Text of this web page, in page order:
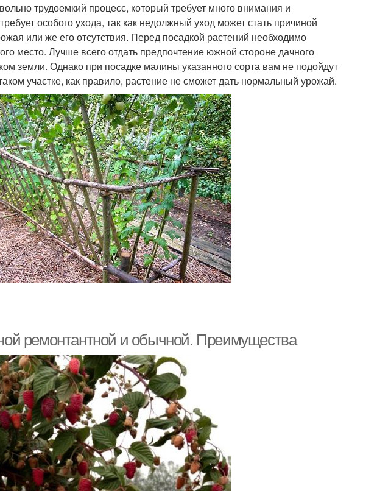
трудоемкий процесс, который требует много внимания и
особого ухода, так как недолжный уход может стать причиной
или же его отсутствия. Перед посадкой растений необходимо
место. Лучше всего отдать предпочтение южной стороне дачного
земли. Однако при посадке малины указанного сорта вам не подойдут
участке, как правило, растение не сможет дать нормальный урожай.
ремонтантной и обычной. Преимущества